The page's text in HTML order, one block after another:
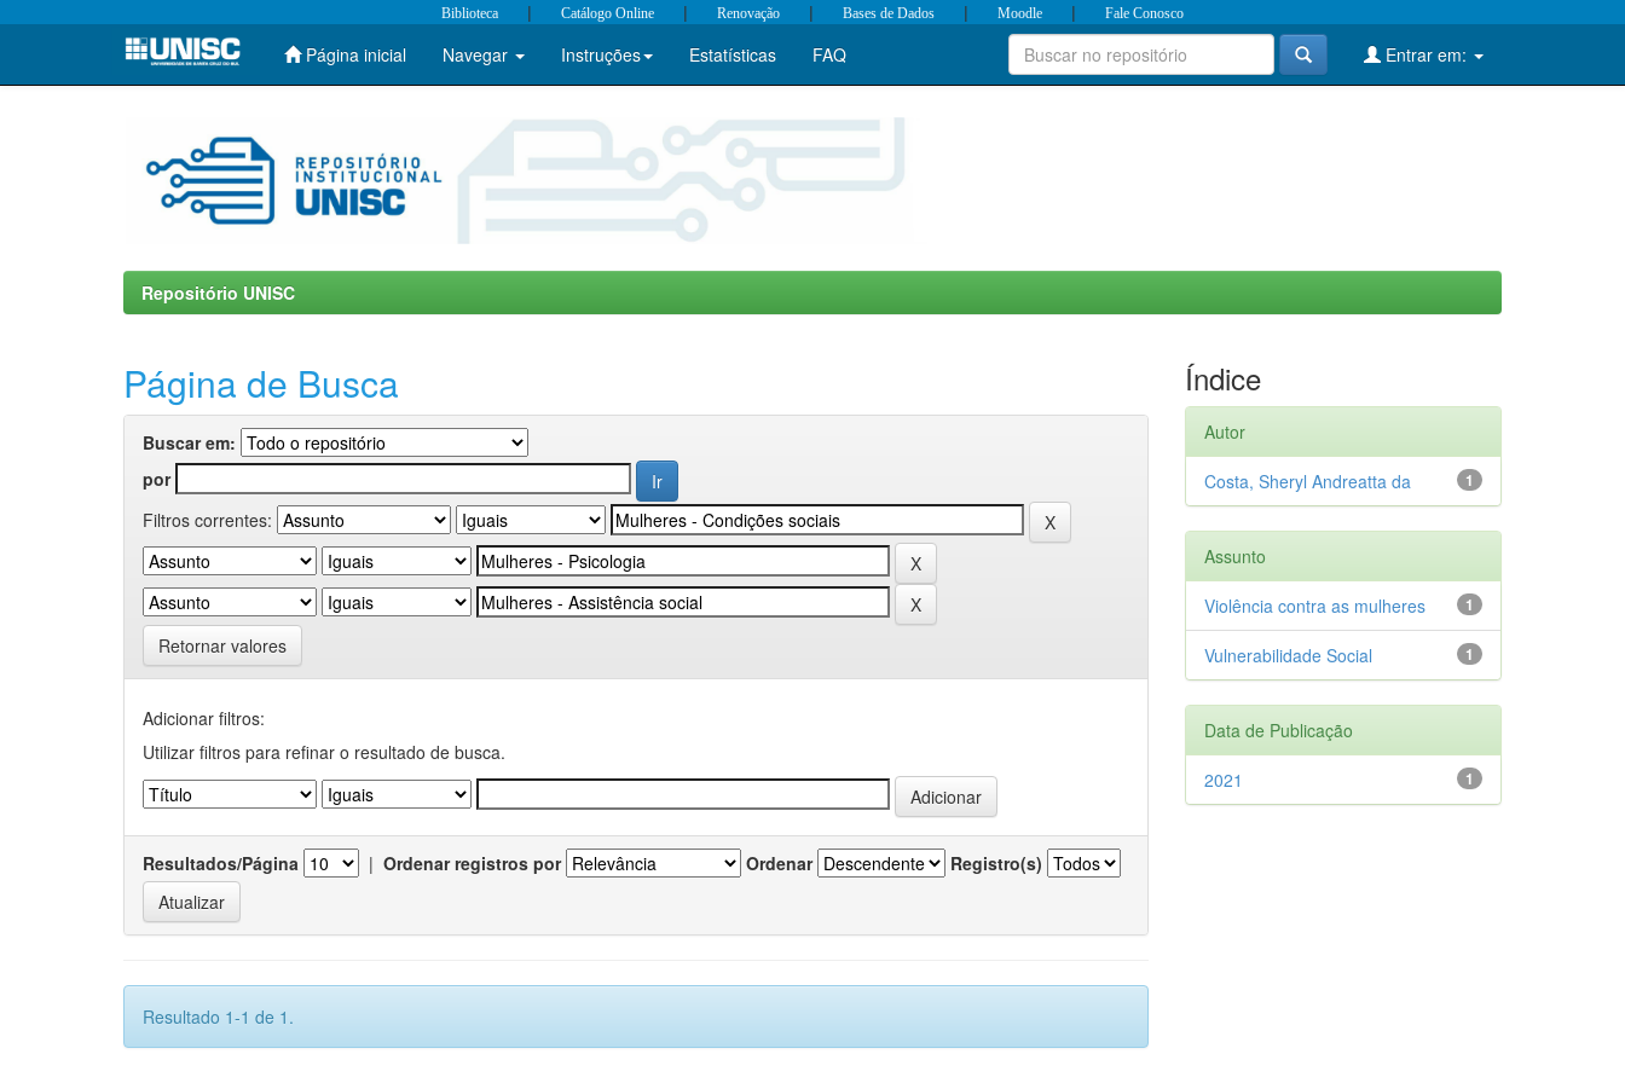
Skip
Biblioteca | Catálogo Online | Renovação | Bases de Dados | Moodle | Fale Conosco
Página inicial Navegar Instruções Estatísticas FAQ Entrar em:
Repositório UNISC
Página de Busca
Buscar em:
por
Filtros correntes:
Retornar valores
Adicionar filtros:
Utilizar filtros para refinar o resultado de busca.
Resultados/Página | Ordenar registros por Ordenar Registro(s)
Resultado 1-1 de 1.
Índice
Autor
1
Costa, Sheryl Andreatta da
Assunto
1
Violência contra as mulheres
1
Vulnerabilidade Social
Data de Publicação
1
2021